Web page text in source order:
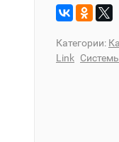
Категории:
Link